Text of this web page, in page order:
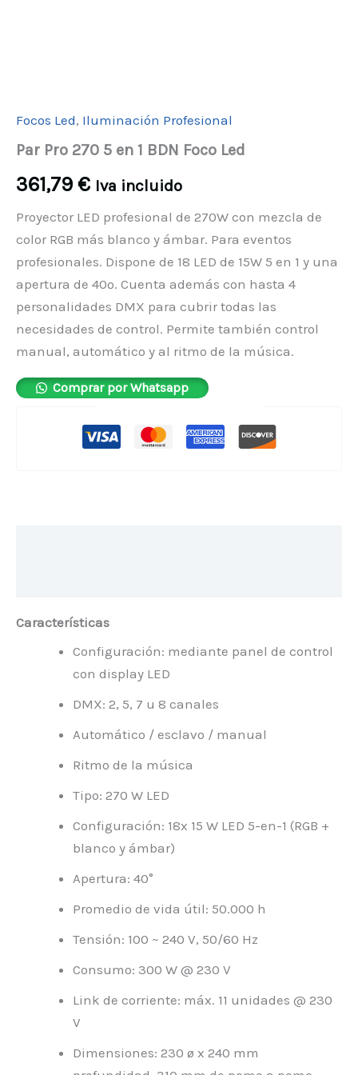
Focos Led, Iluminación Profesional
Par Pro 270 5 en 1 BDN Foco Led
361,79 € Iva incluido
Proyector LED profesional de 270W con mezcla de
color RGB más blanco y ámbar. Para eventos
profesionales. Dispone de 18 LED de 15W 5 en 1 y una
apertura de 40º. Cuenta además con hasta 4
personalidades DMX para cubrir todas las
necesidades de control. Permite también control
manual, automático y al ritmo de la música.
Comprar por Whatsapp
Características
Configuración: mediante panel de control
con display LED
DMX: 2, 5, 7 u 8 canales
Automático / esclavo / manual
Ritmo de la música
Tipo: 270 W LED
Configuración: 18x 15 W LED 5-en-1 (RGB +
blanco y ámbar)
Apertura: 40°
Promedio de vida útil: 50.000 h
Tensión: 100 ~ 240 V, 50/60 Hz
Consumo: 300 W @ 230 V
Link de corriente: máx. 11 unidades @ 230
V
Dimensiones: 230 ø x 240 mm